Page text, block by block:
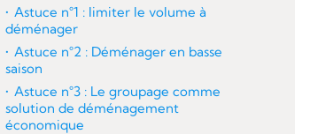
Astuce n°1 : limiter le volume à
déménager
Astuce n°2 : Déménager en basse
saison
Astuce n°3 : Le groupage comme
solution de déménagement
économique